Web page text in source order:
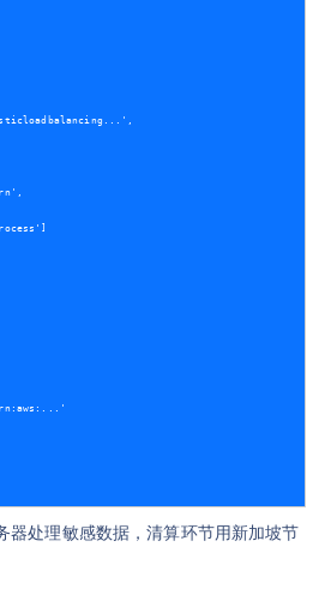
器处理敏感数据，清算环节用新加坡节